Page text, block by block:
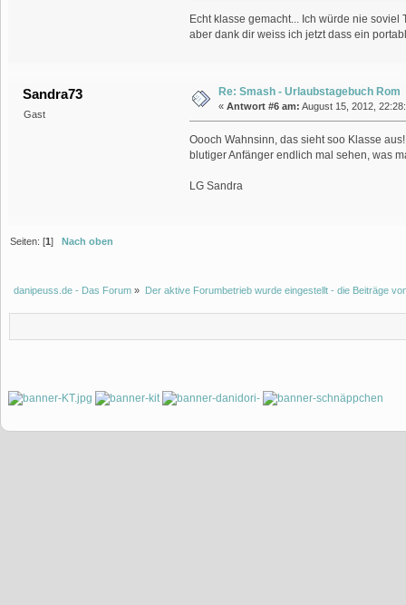
Echt klasse gemacht... Ich würde nie
aber dank dir weiss ich jetzt dass ein
Sandra73
Gast
Re: Smash - Urlaubstagebuch Rom
« Antwort #6 am: August 15, 2012,
Oooch Wahnsinn, das sieht soo Klasse
blutiger Anfänger endlich mal sehen, was
LG Sandra
Seiten: [1] Nach oben
danipeuss.de - Das Forum » Der aktive Forumbetrieb wurde eingestellt - die Beiträge